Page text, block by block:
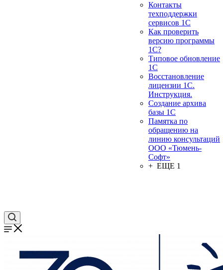
Контакты
техподдержки
сервисов 1С
Как проверить
версию программы
1С?
Типовое обновление
1С
Восстановление
лицензии 1С.
Инструкция.
Создание архива
базы 1С
Памятка по
обращению на
линию консультаций
ООО «Тюмень-
Софт»
+ ЕЩЕ 1